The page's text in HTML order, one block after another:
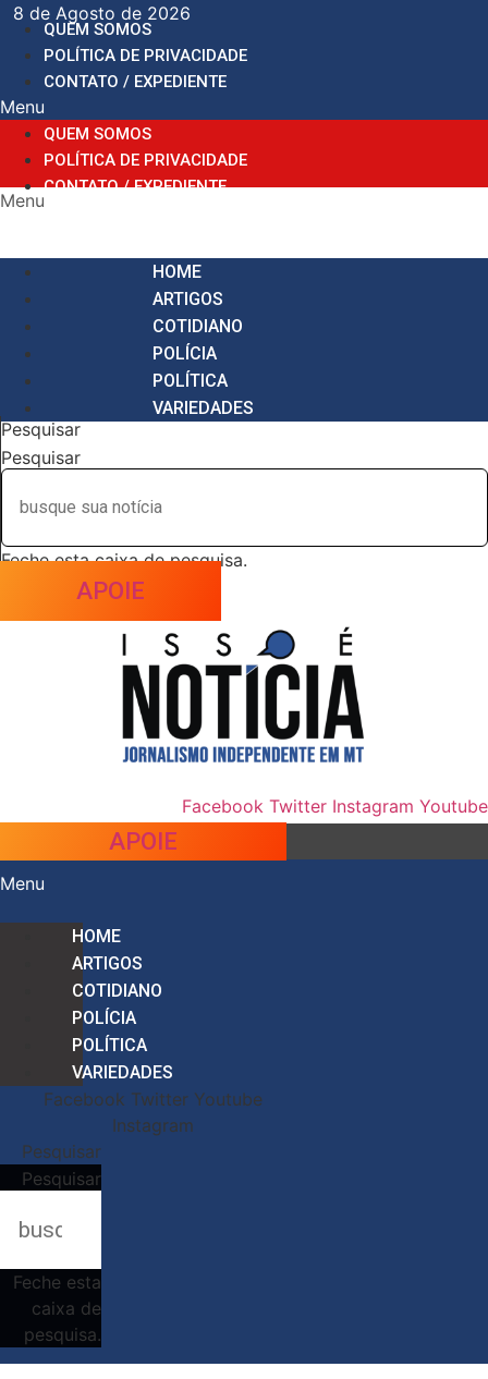
para
conteúdo
8 de Agosto de 2026
QUEM SOMOS
POLÍTICA DE PRIVACIDADE
CONTATO / EXPEDIENTE
Menu
QUEM SOMOS
POLÍTICA DE PRIVACIDADE
CONTATO / EXPEDIENTE
Menu
HOME
ARTIGOS
COTIDIANO
POLÍCIA
POLÍTICA
VARIEDADES
Pesquisar
Pesquisar
Feche esta caixa de pesquisa.
APOIE
Facebook Twitter Instagram Youtube
APOIE
Menu
HOME
ARTIGOS
COTIDIANO
POLÍCIA
POLÍTICA
VARIEDADES
Facebook Twitter Youtube
Instagram
Pesquisar
Pesquisar
Feche esta
caixa de
pesquisa.